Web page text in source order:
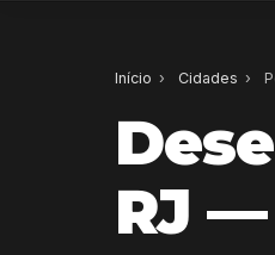
Início › Cidades ›
RJ